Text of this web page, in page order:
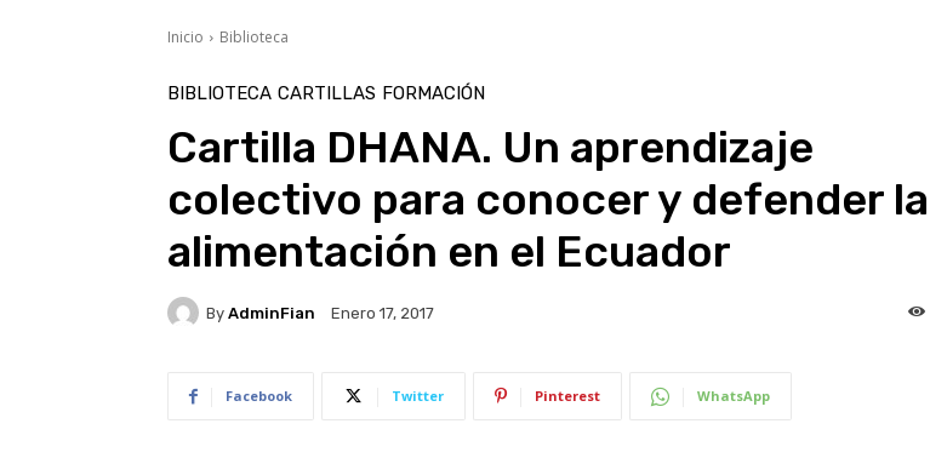
Inicio Biblioteca
BIBLIOTECA CARTILLAS FORMACIÓN
Cartilla DHANA. Un aprendizaje
colectivo para conocer y defender la
alimentación en el Ecuador
By AdminFian Enero 17, 2017
Facebook Twitter Pinterest WhatsApp